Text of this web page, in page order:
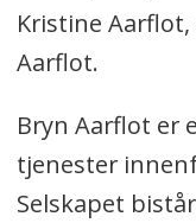
Kristine
Aarflot.
Bryn Aarflot er
tjenester
Selskapet